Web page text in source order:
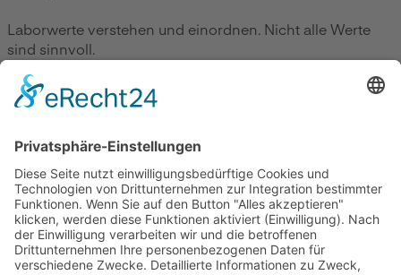
Laborwerte verstehen und einordnen. Nicht alle Werte
sind sinnvoll.
Zum Beitrag